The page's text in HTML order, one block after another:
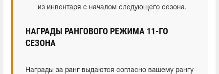
из инвентаря с началом следующего сезона.
НАГРАДЫ РАНГОВОГО РЕЖИМА 11-ГО
СЕЗОНА
Награды за ранг выдаются согласно вашему рангу